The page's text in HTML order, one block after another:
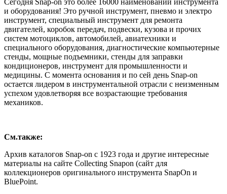
Сегодня Snap-on это более 16000 наименований инструмента
и оборудования! Это ручной инструмент, пневмо и электро
инструмент, специальный инструмент для ремонта
двигателей, коробок передач, подвески, кузова и прочих
систем мотоциклов, автомобилей, авиатехники и
специального оборудования, диагностические компьютерные
стенды, мощные подъемники, стенды для заправки
кондиционеров, инструмент для промышленности и
медицины. С момента основания и по сей день Snap-on
остается лидером в инструментальной отрасли с неизменным
успехом удовлетворяя все возрастающие требования
механиков.
См.также:
Архив каталогов Snap-on с 1923 года и другие интересные
материалы на сайте Collecting Snapon (сайт для
коллекционеров оригинального инструмента SnapOn и
BluePoint.